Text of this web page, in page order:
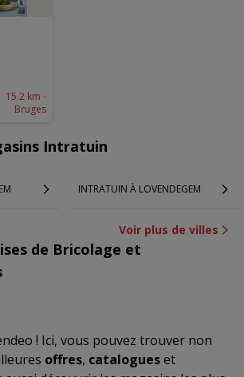
15.2 km -
Bruges
Intratuin
INTRATUIN À LOVENDEGEM
Voir plus de villes
de Bricolage et
! Ici, vous pouvez trouver non
offres, catalogueset